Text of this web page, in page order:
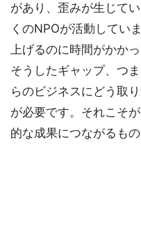
があり、歪みが生じて
くのNPOが活動してい
上げるのに時間がかか
そうしたギャップ、つ
らのビジネスにどう取
が必要です。それこそ
的な成果につながるも